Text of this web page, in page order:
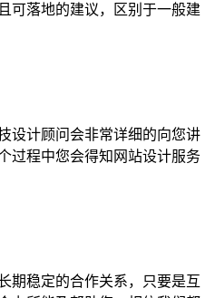
可落地的建议，区别于一般建
设计顾问会非常详细的向您讲
过程中您会得知网站设计服务
期稳定的合作关系，只要是互